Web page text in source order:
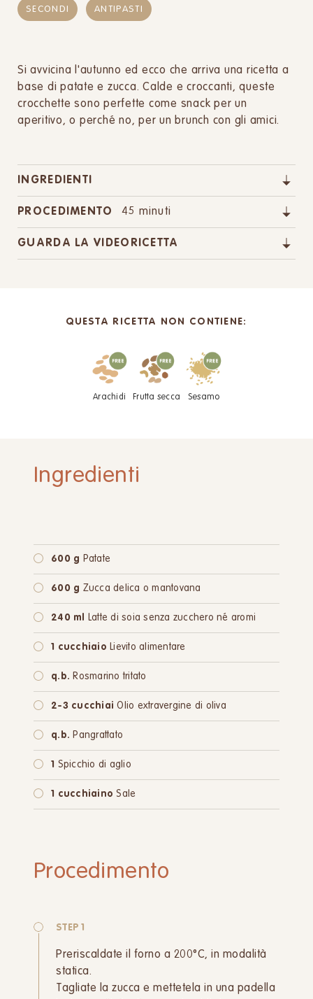
SECONDI ANTIPASTI
Si avvicina l'autunno ed ecco che arriva una ricetta a
base di patate e zucca. Calde e croccanti, queste
crocchette sono perfette come snack per un
aperitivo, o perché no, per un brunch con gli amici.
INGREDIENTI
PROCEDIMENTO 45 minuti
GUARDA LA VIDEORICETTA
QUESTA RICETTA NON CONTIENE:
Arachidi Frutta secca Sesamo
Ingredienti
600 g Patate
600 g Zucca delica o mantovana
240 ml Latte di soia senza zucchero né aromi
1 cucchiaio Lievito alimentare
q.b. Rosmarino tritato
2-3 cucchiaiOlio extravergine di oliva
q.b. Pangrattato
1 Spicchio di aglio
1 cucchiaino Sale
Procedimento
STEP 1
Preriscaldate il forno a 200°C, in modalità
statica.
Tagliate la zucca e mettetela in una padella